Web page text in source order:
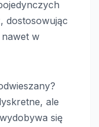
dostosowując
w
ale
się